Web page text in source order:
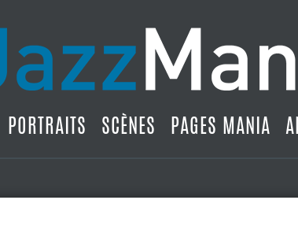
PORTRAITS SCÈNES PAGES MANIA